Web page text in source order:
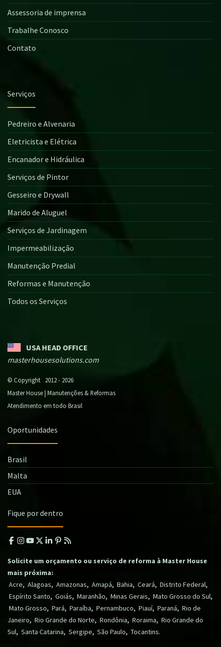
Assessoria de imprensa
Trabalhe Conosco
Contato
Serviços
Pedreiro e Alvenaria
Eletricista e Elétrica
Encanador e Hidráulica
Serviços de Pintor
Gesseiro e Drywall
Marido de Aluguel
Serviços de Jardinagem
Impermeabilização
Manutenção Predial
Reformas e Manutenção
Todos os Serviços
USA HEAD OFFICE
masterhousesolutions.com
© Copyright 2012 - 2026
Master House | Manutenções & Reformas
Atendimento em todo Brasil
Oportunidades
Brasil
Malta
EUA
Fique por dentro
Solicite um orçamento ou serviço de reforma à Master House
mais próxima:
Acre, Alagoas, Amazonas, Amapá, Bahia, Ceará, Distrito Federal,
Espírito Santo, Goiás, Maranhão, Minas Gerais, Mato Grosso do Sul,
Mato Grosso, Pará, Paraíba, Pernambuco, Piauí, Paraná, Rio de
Janeiro, Rio Grande do Norte, Rondônia, Roraima, Rio Grande do
Sul, Santa Catarina, Sergipe, São Paulo, Tocantins.